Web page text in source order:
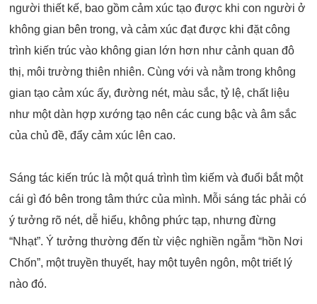
người thiết kế, bao gồm cảm xúc tạo được khi con người ở
không gian bên trong, và cảm xúc đạt được khi đặt công
trình kiến trúc vào không gian lớn hơn như cảnh quan đô
thị, môi trường thiên nhiên. Cùng với và nằm trong không
gian tạo cảm xúc ấy, đường nét, màu sắc, tỷ lệ, chất liệu
như một dàn hợp xướng tạo nên các cung bậc và âm sắc
của chủ đề, đẩy cảm xúc lên cao.
Sáng tác kiến trúc là một quá trình tìm kiếm và đuổi bắt một
cái gì đó bên trong tâm thức của mình. Mỗi sáng tác phải có
ý tưởng rõ nét, dễ hiểu, không phức tạp, nhưng đừng
“Nhạt”. Ý tưởng thường đến từ việc nghiền ngẫm “hồn Nơi
Chốn”, một truyền thuyết, hay một tuyên ngôn, một triết lý
nào đó.